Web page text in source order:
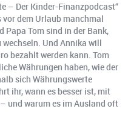
– Der Kinder-Finanzpodcast“
vor dem Urlaub manchmal
Papa Tom sind in der Bank,
wechseln. Und Annika will
bezahlt werden kann. Tom
Währungen haben, wie der
sich Währungswerte
ihr, wann es besser ist, mit
und warum es im Ausland oft